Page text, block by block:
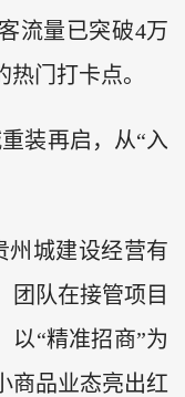
流量已突破4万
门打卡点。
装再启，从“入
州城建设经营有
团队在接管项目
以“精准招商”为
商品业态亮出红